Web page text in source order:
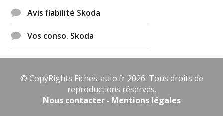
Avis fiabilité Skoda
Vos conso. Skoda
© CopyRights Fiches-auto.fr 2026. Tous droits de
reproductions réservés.
Nous contacter - Mentions légales